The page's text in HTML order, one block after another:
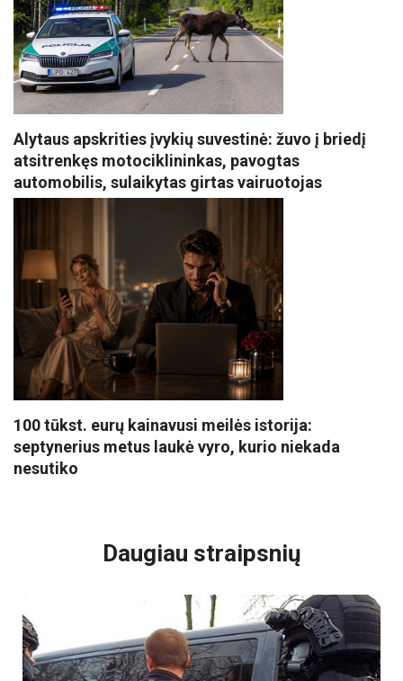
Alytaus apskrities įvykių suvestinė: žuvo į briedį
atsitrenkęs motociklininkas, pavogtas
automobilis, sulaikytas girtas vairuotojas
100 tūkst. eurų kainavusi meilės istorija:
septynerius metus laukė vyro, kurio niekada
nesutiko
Daugiau straipsnių